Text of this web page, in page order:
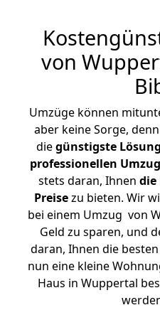
von
Umzüge können
aber keine Sorge,
diegünstigste Lösung
professionellen
stets daran, Ihnen die
Preisezu bieten. Wir
bei einem Umzug von
Geld zu sparen, und
daran, Ihnen die
nun eine kleine
Haus in Wuppertal